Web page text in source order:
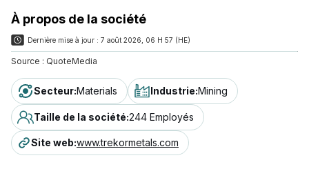
À propos de la société
Dernière mise à jour : 7 août 2026, 06 H 57 (HE)
Source : QuoteMedia
Secteur:Materials Industrie:Mining
Taille de la société:244 Employés
Site web:www.trekormetals.com